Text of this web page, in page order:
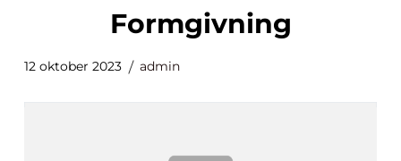
formgivning
12 oktober 2023 admin